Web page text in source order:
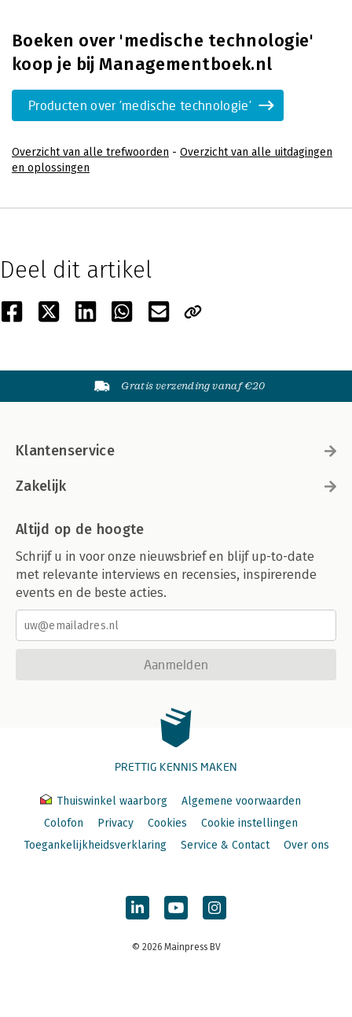
Boeken over 'medische technologie'
koop je bij Managementboek.nl
Producten over 'medische technologie'
Overzicht van alle trefwoorden - Overzicht van alle uitdagingen
en oplossingen
Deel dit artikel
Gratis verzending vanaf €20
Klantenservice
Zakelijk
Altijd op de hoogte
Schrijf u in voor onze nieuwsbrief en blijf up-to-date
met relevante interviews en recensies, inspirerende
events en de beste acties.
Aanmelden
PRETTIG KENNIS MAKEN
Thuiswinkel waarborg
Algemene voorwaarden
Colofon
Privacy Cookies
Cookie instellingen
Toegankelijkheidsverklaring
Service & Contact Over ons
© 2026 Mainpress BV